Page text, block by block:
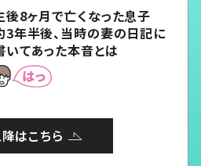
後8ヶ月で亡くなった息子
3年半後、当時の妻の日記に
いてあった本音とは
はこちら